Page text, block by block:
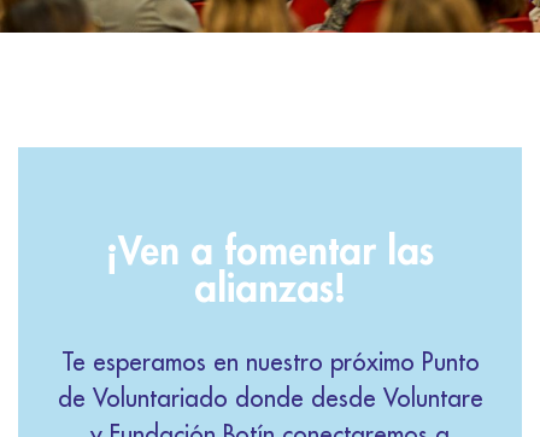
¡Ven a fomentar las
alianzas!
Te esperamos en nuestro próximo Punto
de Voluntariado donde desde Voluntare